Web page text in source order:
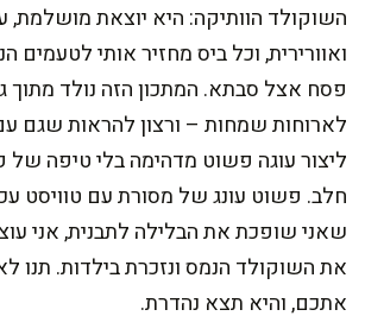
השוקולד הוותיקה: היא יוצאת מושלמת,
ואוורירית, וכל ביס מחזיר אותי לטעמים
פסח אצל סבתא. המתכון הזה נולד מתוך
לארוחות שמחות – ורצון להראות שגם
ליצור עוגה פשוט מדהימה בלי טיפה של
חלב. פשוט עונג של מסורת עם טוויסט
שאני שופכת את הבלילה לתבנית, אני
את השוקולד הנמס ונזכרת בילדות. תנו
אתכם, והיא תצא נהדרת.